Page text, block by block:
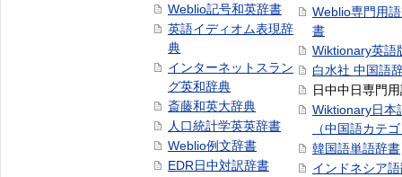
Weblio記号和英辞書
英語イディオム表現辞
典
インターネットスラン
グ英和辞典
斎藤和英大辞典
人口統計学英英辞書
Weblio例文辞書
EDR日中対訳辞書
Weblio専門用
書
Wiktionary英語
白水社 中国語
日中中日専門
Wiktionary日本
（中国語カテ
韓国語単語辞書
インドネシア